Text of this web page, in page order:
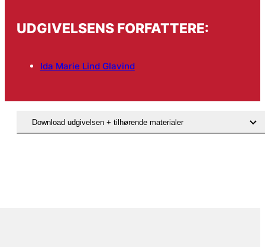
UDGIVELSENS FORFATTERE:
Ida Marie Lind Glavind
Download udgivelsen + tilhørende materialer